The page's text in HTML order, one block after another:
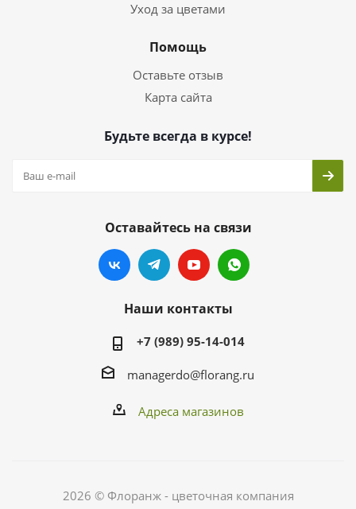
Уход за цветами
Помощь
Оставьте отзыв
Карта сайта
Будьте всегда в курсе!
Оставайтесь на связи
Наши контакты
+7 (989) 95-14-014
managerdo@florang.ru
Адреса магазинов
2026 © Флоранж - цветочная компания